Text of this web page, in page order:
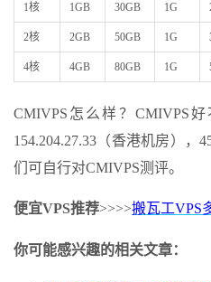
1核 1GB 30GB 1G
2核 2GB 50GB 1G
4核 4GB 80GB 1G
CMIVPS怎么样？CMIVPS
154.204.27.33（香港机房），
们可自行对CMIVPS测评。
便宜VPS推荐>>>>搬瓦工VPS
你可能感兴趣的相关文章：